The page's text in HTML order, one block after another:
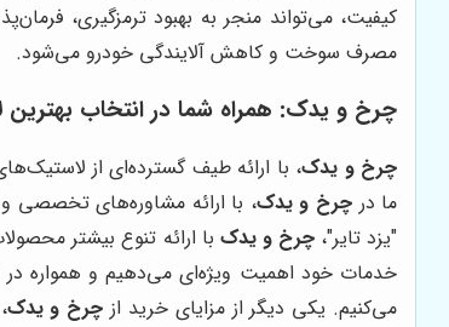
کیفیت، می‌تواند منجر به بهبود ترمزگیری،
مصرف سوخت و کاهش آلایندگی خودرو می‌شود.
چرخ و یدک: همراه شما در انتخاب بهترین
چرخ و یدک، با ارائه طیف گسترده‌ای از
ما در چرخ و یدک، با ارائه مشاوره‌های تخصصی
"یزد تایر"،چرخ و یدک با ارائه تنوع بیشتر
خدمات خود اهمیت ویژه‌ای می‌دهیم و همواره در
می‌کنیم. یکی دیگر از مزایای خرید از چرخ و یدک